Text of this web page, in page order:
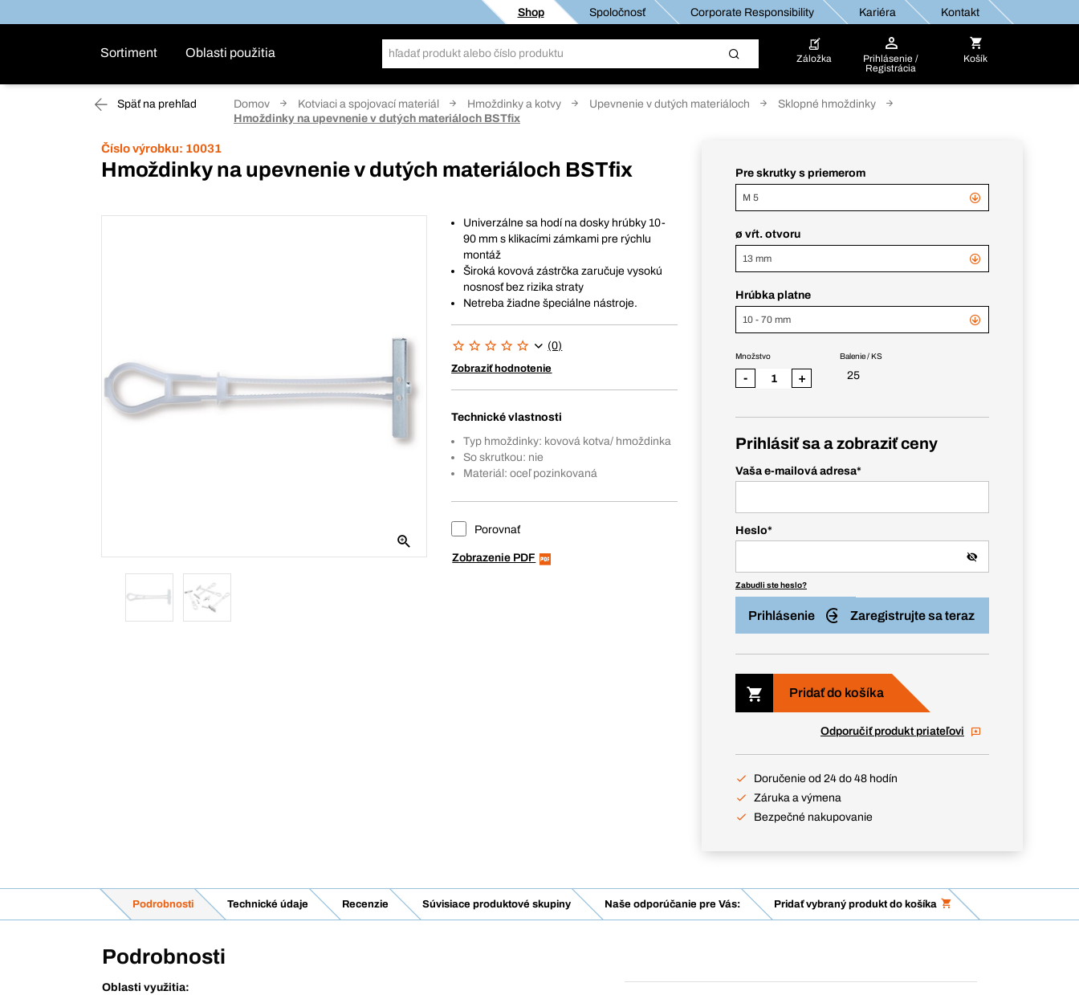
Shop Spoločnosť Corporate Responsibility Kariéra Kontakt
Sortiment Oblasti použitia Záložka
Prihlásenie /
Registrácia
Košík
Späť na prehľad Domov Kotviaci a spojovací materiál Hmoždinky a kotvy Upevnenie v dutých materiáloch
Sklopné hmoždinky
Hmoždinky na upevnenie v dutých materiáloch BSTfix
Číslo výrobku: 10031
Hmoždinky na upevnenie v dutých materiáloch BSTfix
Univerzálne sa hodí na dosky hrúbky 10-
90 mm s klikacími zámkami pre rýchlu
montáž
Široká kovová zástrčka zaručuje vysokú
nosnosť bez rizika straty
Netreba žiadne špeciálne nástroje.
(0)
Zobraziť hodnotenie
Technické vlastnosti
Typ hmoždinky: kovová kotva/ hmoždinka
So skrutkou: nie
Materiál: oceľ pozinkovaná
Porovnať
Zobrazenie PDF
Pre skrutky s priemerom
M 5
ø vŕt. otvoru
13 mm
Hrúbka platne
10 - 70 mm
Balenie / KS
25
Množstvo
- +
Prihlásiť sa a zobraziť ceny
Vaša e-mailová adresa*
Heslo*
Zabudli ste heslo?
Prihlásenie Zaregistrujte sa teraz
Pridať do košíka
Odporučiť produkt priateľovi
Doručenie od 24 do 48 hodín
Záruka a výmena
Bezpečné nakupovanie
Podrobnosti Technické údaje Recenzie Súvisiace produktové skupiny Naše odporúčanie pre Vás: Pridať vybraný produkt do košíka
Podrobnosti
Oblasti využitia: